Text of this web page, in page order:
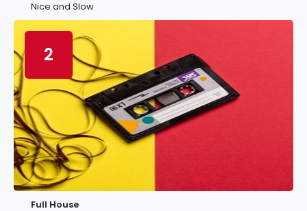
Nice and Slow
2
Full House